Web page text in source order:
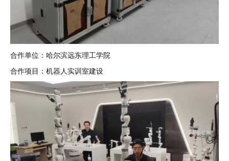
合作单位：哈尔滨远东理工学院
合作项目：机器人实训室建设